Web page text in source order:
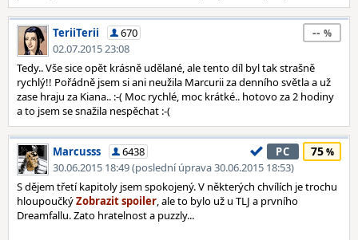
TeriiTerii
670
02.07.2015 23:08
--
Tedy.. Vše sice opět krásně udělané, ale tento díl byl tak strašně
rychlý!! Pořádně jsem si ani neužila Marcurii za denního světla a už
zase hraju za Kiana.. :-( Moc rychlé, moc krátké.. hotovo za 2 hodiny
a to jsem se snažila nespěchat :-(
Marcusss
6438
30.06.2015 18:49 (poslední úprava 30.06.2015 18:53)
PC 75
S dějem třetí kapitoly jsem spokojený. V některých chvílích je trochu
hloupoučký
, ale to bylo už u TLJ a prvního
Dreamfallu. Zato hratelnost a puzzly...